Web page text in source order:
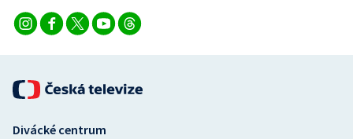
Ostatní
Divácké centrum